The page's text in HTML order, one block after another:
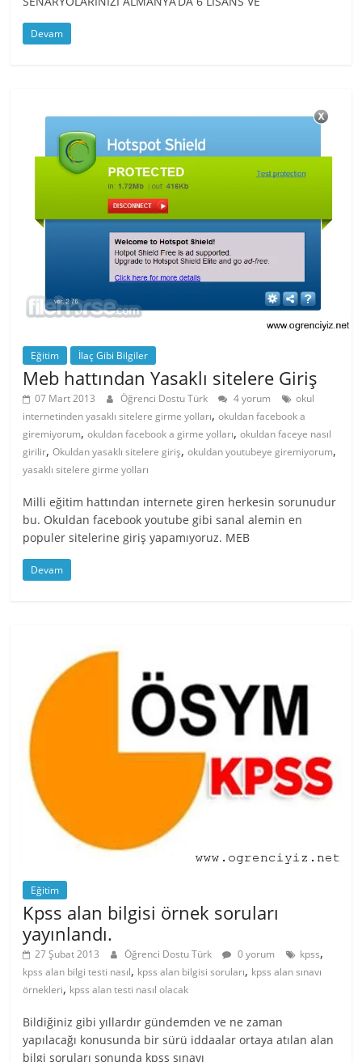
Devam
Eğitim İlaç Gibi Bilgiler
Meb hattından Yasaklı sitelere Giriş
07 Mart 2013 Öğrenci Dostu Türk 4 yorum
okul
internetinden yasaklı sitelere girme yolları,okuldan facebook a
giremiyorum,okuldan facebook a girme yolları,okuldan faceye nasıl
girilir,Okuldan yasaklı sitelere giriş,okuldan youtubeye giremiyorum,
yasaklı sitelere girme yolları
Milli eğitim hattından internete giren herkesin sorunudur
bu. Okuldan facebook youtube gibi sanal alemin en
populer sitelerine giriş yapamıyoruz. MEB
Devam
Eğitim
Kpss alan bilgisi örnek soruları
yayınlandı.
27 Şubat 2013 Öğrenci Dostu Türk 0 yorum kpss,
kpss alan bilgi testi nasıl, kpss alan bilgisi soruları, kpss alan sınavı
örnekleri, kpss alan testi nasıl olacak
Bildiğiniz gibi yıllardır gündemden ve ne zaman
yapılacağı konusunda bir sürü iddaalar ortaya atılan alan
bilgi soruları sonunda kpss sınavı